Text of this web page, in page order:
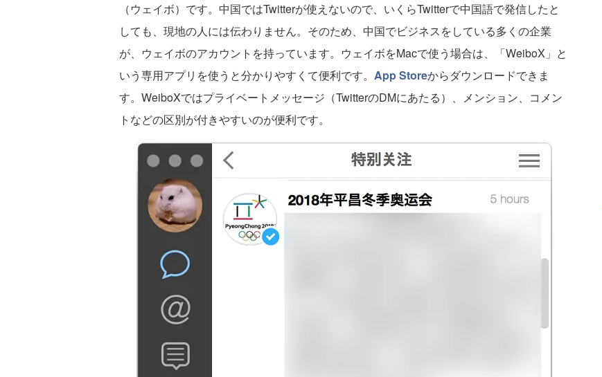
（ウェイボ）です。中国ではTwitterが使えないので、いくらTwitterで中国語で発信したと
しても、現地の人には伝わりません。そのため、中国でビジネスをしている多くの企業
が、ウェイボのアカウントを持っています。ウェイボをMacで使う場合は、「WeiboX」と
いう専用アプリを使うと分かりやすくて便利です。 App Storeからダウンロードできま
す。WeiboXではプライベートメッセージ（TwitterのDMにあたる）、メンション、コメン
トなどの区別が付きやすいのが便利です。